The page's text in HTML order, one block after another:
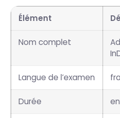
Élément
Nom complet
Langue de l’examen
Durée